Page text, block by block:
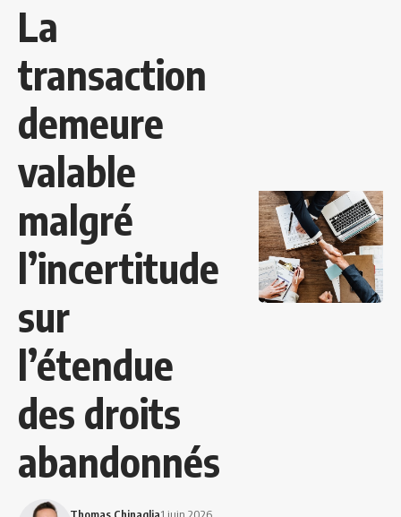
La
transaction
demeure
valable
malgré
l’incertitude
sur
l’étendue
des droits
abandonnés